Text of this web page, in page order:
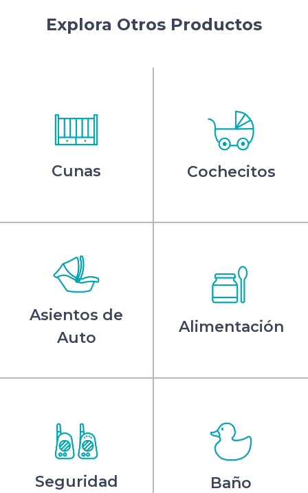
Explora Otros Productos
Cunas Cochecitos
Asientos de
Auto
Alimentación
Seguridad Baño